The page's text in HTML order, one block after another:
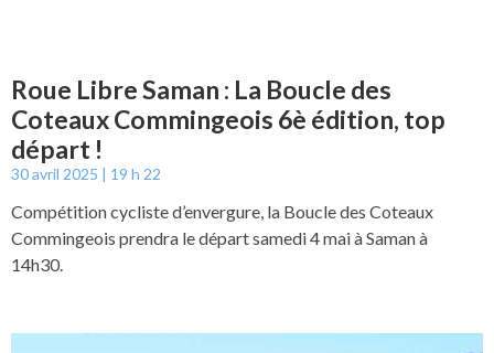
Roue Libre Saman : La Boucle des
Coteaux Commingeois 6è édition, top
départ !
30 avril 2025 19 h 22
Compétition cycliste d’envergure, la Boucle des Coteaux
Commingeois prendra le départ samedi 4 mai à Saman à
14h30.